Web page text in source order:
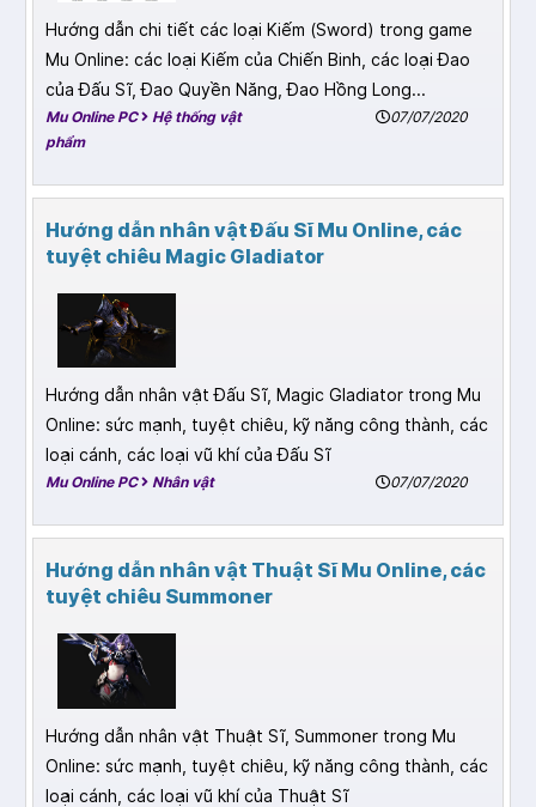
Hướng dẫn chi tiết các loại Kiếm (Sword) trong game
Mu Online: các loại Kiếm của Chiến Binh, các loại Đao
của Đấu Sĩ, Đao Quyền Năng, Đao Hồng Long...
Mu Online PC
Hệ thống vật
phẩm
07/07/2020
Hướng dẫn nhân vật Đấu Sĩ Mu Online, các
tuyệt chiêu Magic Gladiator
Hướng dẫn nhân vật Đấu Sĩ, Magic Gladiator trong Mu
Online: sức mạnh, tuyệt chiêu, kỹ năng công thành, các
loại cánh, các loại vũ khí của Đấu Sĩ
Mu Online PC Nhân vật 07/07/2020
Hướng dẫn nhân vật Thuật Sĩ Mu Online, các
tuyệt chiêu Summoner
Hướng dẫn nhân vật Thuật Sĩ, Summoner trong Mu
Online: sức mạnh, tuyệt chiêu, kỹ năng công thành, các
loại cánh, các loại vũ khí của Thuật Sĩ